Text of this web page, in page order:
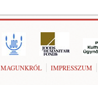
MAGUNKRÓL IMPRESSZUM